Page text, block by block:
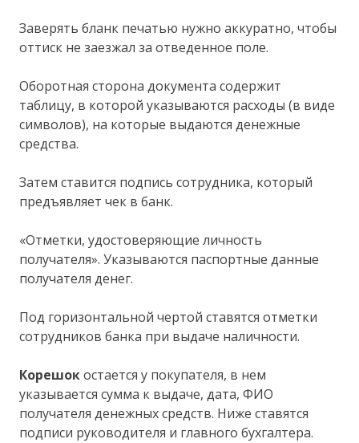
Заверять бланк печатью нужно аккуратно, чтобы
оттиск не заезжал за отведенное поле.
Оборотная сторона документа содержит
таблицу, в которой указываются расходы (в виде
символов), на которые выдаются денежные
средства.
Затем ставится подпись сотрудника, который
предъявляет чек в банк.
«Отметки, удостоверяющие личность
получателя». Указываются паспортные данные
получателя денег.
Под горизонтальной чертой ставятся отметки
сотрудников банка при выдаче наличности.
Корешокостается у покупателя, в нем
указывается сумма к выдаче, дата, ФИО
получателя денежных средств. Ниже ставятся
подписи руководителя и главного бухгалтера.